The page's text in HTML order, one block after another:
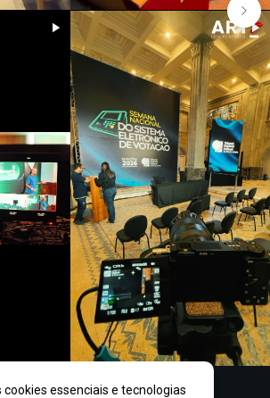
essenciais e tecnologias